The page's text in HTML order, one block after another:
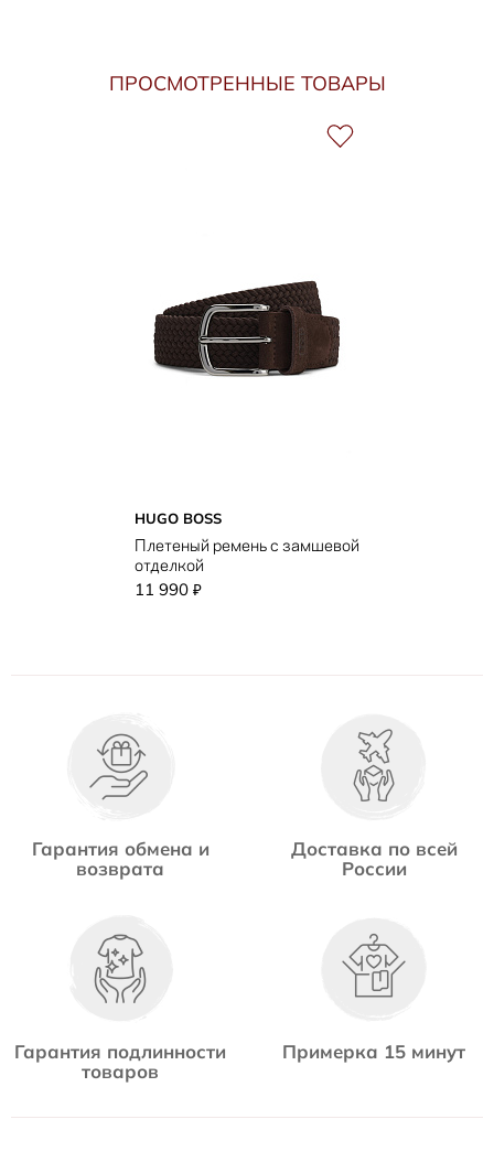
ПРОСМОТРЕННЫЕ ТОВАРЫ
HUGO BOSS
Плетеный ремень с замшевой
отделкой
11 990 ₽
Гарантия обмена и
возврата
Доставка по всей
России
Гарантия подлинности
товаров
Примерка 15 минут